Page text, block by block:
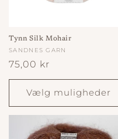
n
:
Tynn Silk Mohair
Forhandler:
SANDNES GARN
Normalpris
75,00 kr
Vælg muligheder